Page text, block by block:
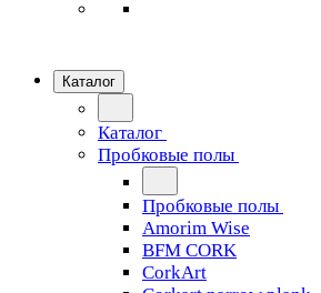
Каталог
Каталог
Пробковые полы
Пробковые полы
Amorim Wise
BFM CORK
CorkArt